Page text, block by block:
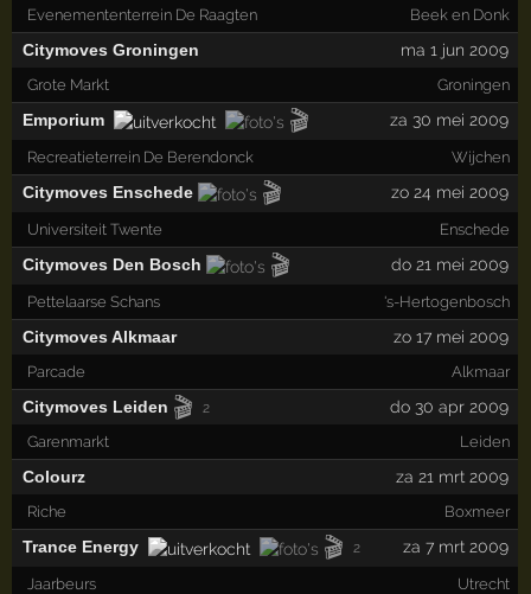
Evenemententerrein De Raagten Beek en Donk
Citymoves Groningen ma 1 jun 2009
Grote Markt Groningen
Emporium 🎬 za 30 mei 2009
Recreatieterrein De Berendonck Wijchen
Citymoves Enschede 🎬 zo 24 mei 2009
Universiteit Twente Enschede
Citymoves Den Bosch 🎬 do 21 mei 2009
Pettelaarse Schans 's-Hertogenbosch
Citymoves Alkmaar zo 17 mei 2009
Parcade Alkmaar
Citymoves Leiden 🎬 2 do 30 apr 2009
Garenmarkt Leiden
Colourz za 21 mrt 2009
Riche Boxmeer
Trance Energy 🎬 2 za 7 mrt 2009
Jaarbeurs Utrecht